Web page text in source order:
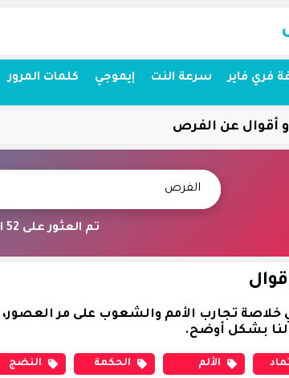
فري فاير سرعة النت إيموجي كلمات المرور
أقوال عن الفرص
تم العثور على 52 اقتباس مطابق لـ "الفرص"
خلاصة تجارب الأمم والشعوب على مر العصور،
بشكل أوضح.
الألم الحكمة النضج